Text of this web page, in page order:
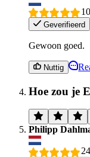
Geverifieerd
Gewoon goed.
Nuttig
Hoe zou je
Philipp